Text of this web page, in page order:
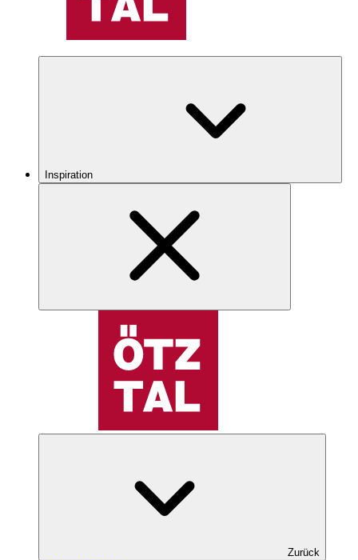
Inspiration
Zurück